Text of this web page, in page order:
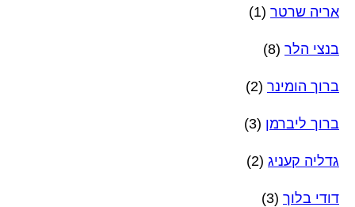
אריה שרטר (1)
בנצי הלר (8)
ברוך הומינר (2)
ברוך ליברמן (3)
גדליה קעניג (2)
דודי בלוך (3)